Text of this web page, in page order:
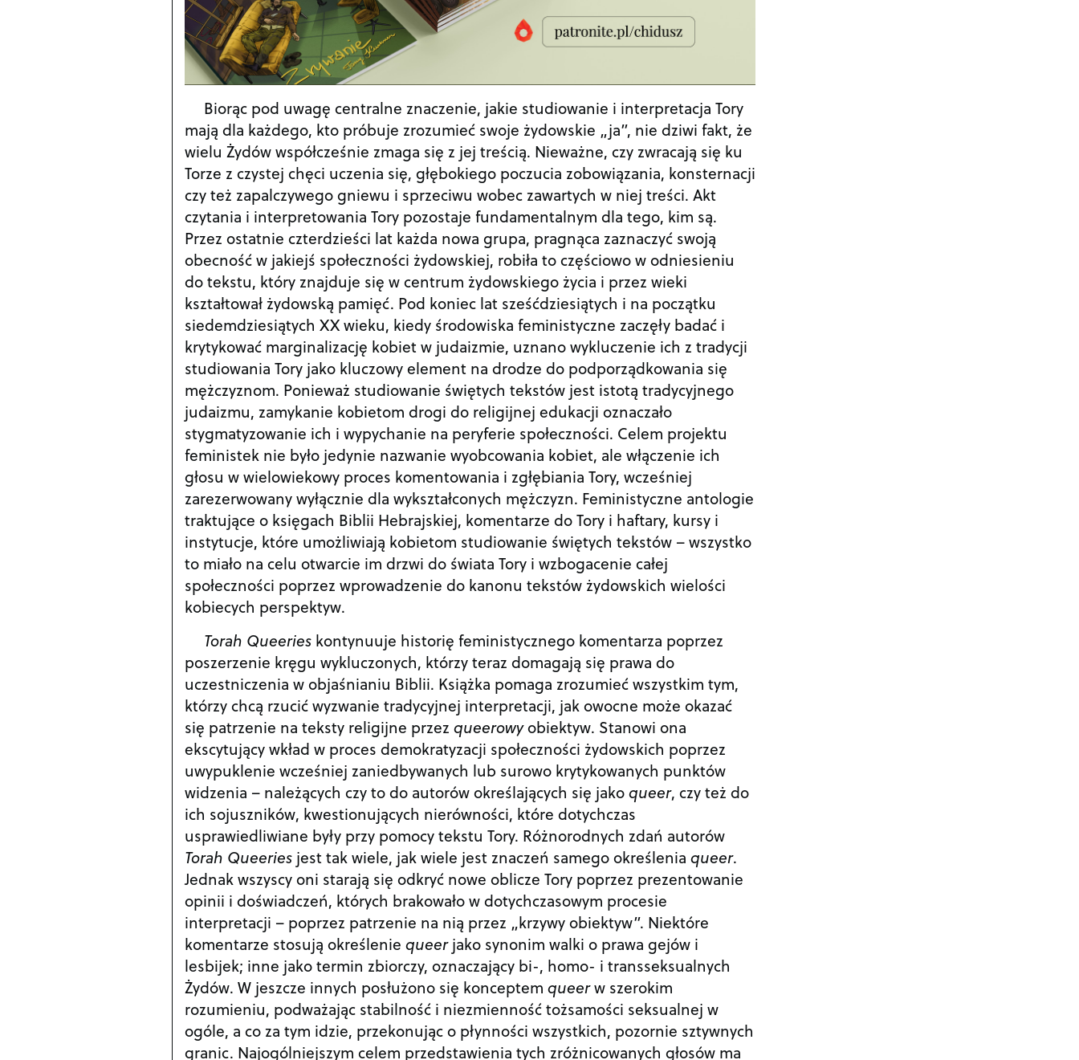
Biorąc pod uwagę centralne znaczenie, jakie studiowanie i interpretacja Tory
mają dla każdego, kto próbuje zrozumieć swoje żydowskie „ja”, nie dziwi fakt, że
wielu Żydów współcześnie zmaga się z jej treścią. Nieważne, czy zwracają się ku
Torze z czystej chęci uczenia się, głębokiego poczucia zobowiązania, konsternacji
czy też zapalczywego gniewu i sprzeciwu wobec zawartych w niej treści. Akt
czytania i interpretowania Tory pozostaje fundamentalnym dla tego, kim są.
Przez ostatnie czterdzieści lat każda nowa grupa, pragnąca zaznaczyć swoją
obecność w jakiejś społeczności żydowskiej, robiła to częściowo w odniesieniu
do tekstu, który znajduje się w centrum żydowskiego życia i przez wieki
kształtował żydowską pamięć. Pod koniec lat sześćdziesiątych i na początku
siedemdziesiątych XX wieku, kiedy środowiska feministyczne zaczęły badać i
krytykować marginalizację kobiet w judaizmie, uznano wykluczenie ich z tradycji
studiowania Tory jako kluczowy element na drodze do podporządkowania się
mężczyznom. Ponieważ studiowanie świętych tekstów jest istotą tradycyjnego
judaizmu, zamykanie kobietom drogi do religijnej edukacji oznaczało
stygmatyzowanie ich i wypychanie na peryferie społeczności. Celem projektu
feministek nie było jedynie nazwanie wyobcowania kobiet, ale włączenie ich
głosu w wielowiekowy proces komentowania i zgłębiania Tory, wcześniej
zarezerwowany wyłącznie dla wykształconych mężczyzn. Feministyczne antologie
traktujące o księgach Biblii Hebrajskiej, komentarze do Tory i haftary, kursy i
instytucje, które umożliwiają kobietom studiowanie świętych tekstów – wszystko
to miało na celu otwarcie im drzwi do świata Tory i wzbogacenie całej
społeczności poprzez wprowadzenie do kanonu tekstów żydowskich wielości
kobiecych perspektyw.
Torah Queerieskontynuuje historię feministycznego komentarza poprzez
poszerzenie kręgu wykluczonych, którzy teraz domagają się prawa do
uczestniczenia w objaśnianiu Biblii. Książka pomaga zrozumieć wszystkim tym,
którzy chcą rzucić wyzwanie tradycyjnej interpretacji, jak owocne może okazać
się patrzenie na teksty religijne przez queerowyobiektyw. Stanowi ona
ekscytujący wkład w proces demokratyzacji społeczności żydowskich poprzez
uwypuklenie wcześniej zaniedbywanych lub surowo krytykowanych punktów
widzenia – należących czy to do autorów określających się jakoqueer, czy też do
ich sojuszników, kwestionujących nierówności, które dotychczas
usprawiedliwiane były przy pomocy tekstu Tory. Różnorodnych zdań autorów
Torah Queeries jest tak wiele, jak wiele jest znaczeń samego określenia queer.
Jednak wszyscy oni starają się odkryć nowe oblicze Tory poprzez prezentowanie
opinii i doświadczeń, których brakowało w dotychczasowym procesie
interpretacji – poprzez patrzenie na nią przez „krzywy obiektyw”. Niektóre
komentarze stosują określenie queerjako synonim walki o prawa gejów i
lesbijek; inne jako termin zbiorczy, oznaczający bi-, homo- i transseksualnych
Żydów. W jeszcze innych posłużono się konceptem queerw szerokim
rozumieniu, podważając stabilność i niezmienność tożsamości seksualnej w
ogóle, a co za tym idzie, przekonując o płynności wszystkich, pozornie sztywnych
granic. Najogólniejszym celem przedstawienia tych zróżnicowanych głosów ma